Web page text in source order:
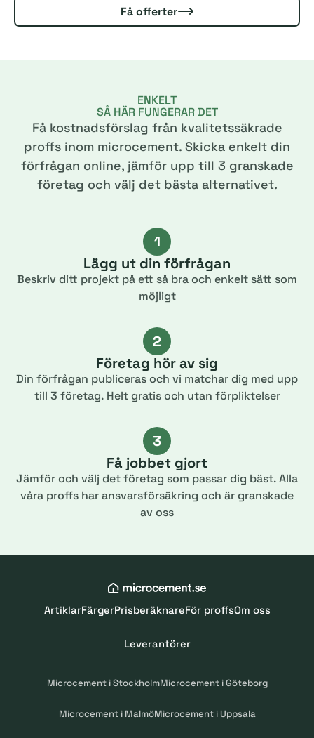
Få offerter
ENKELT
SÅ HÄR FUNGERAR DET
Få kostnadsförslag från kvalitetssäkrade
proffs inom microcement. Skicka enkelt din
förfrågan online, jämför upp till 3 granskade
företag och välj det bästa alternativet.
1
Lägg ut din förfrågan
Beskriv ditt projekt på ett så bra och enkelt sätt som
möjligt
2
Företag hör av sig
Din förfrågan publiceras och vi matchar dig med upp
till 3 företag. Helt gratis och utan förpliktelser
3
Få jobbet gjort
Jämför och välj det företag som passar dig bäst. Alla
våra proffs har ansvarsförsäkring och är granskade
av oss
ArtiklarFärgerPrisberäknareFör proffsOm oss
Leverantörer
Microcement i StockholmMicrocement i Göteborg
Microcement i MalmöMicrocement i Uppsala